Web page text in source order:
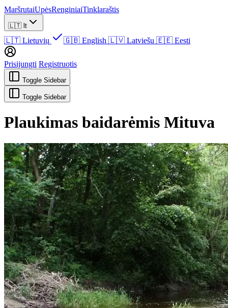
MaršrutaiUpėsRenginiaiTinklaraštis
🇱🇹 lt
🇱🇹 Lietuvių 🇬🇧 English 🇱🇻 Latviešu 🇪🇪 Eesti
Prisijungti Registruotis
Toggle Sidebar
Toggle Sidebar
Plaukimas baidarėmis Mituva